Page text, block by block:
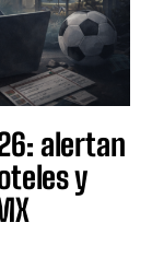
alertan
y